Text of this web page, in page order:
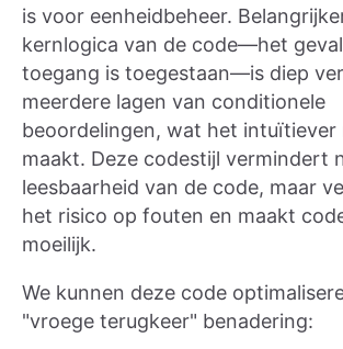
is voor eenheidbeheer.
kernlogica van de code—het
toegang is toegestaan—is diep
meerdere lagen van conditionele
beoordelingen, wat het intuïtiever
maakt. Deze codestijl vermindert
leesbaarheid van de code, maar
het risico op fouten en maakt
moeilijk.
We kunnen deze code
"vroege terugkeer" benadering: